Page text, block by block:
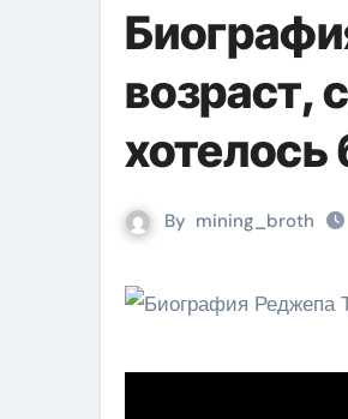
возраст,
хотелось
By mining_broth